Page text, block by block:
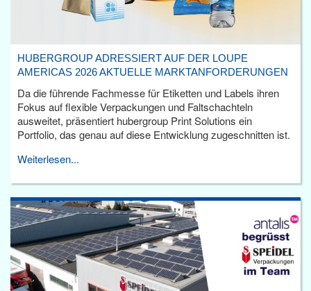
HUBERGROUP ADRESSIERT AUF DER LOUPE
AMERICAS 2026 AKTUELLE MARKTANFORDERUNGEN
Da die führende Fachmesse für Etiketten und Labels ihren
Fokus auf flexible Verpackungen und Faltschachteln
ausweitet, präsentiert hubergroup Print Solutions ein
Portfolio, das genau auf diese Entwicklung zugeschnitten ist.
Weiterlesen...